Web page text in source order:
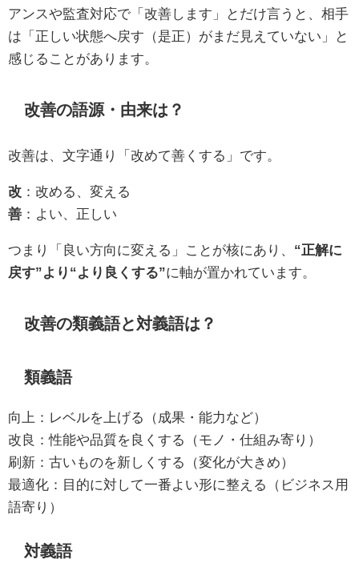
アンスや監査対応で「改善します」とだけ言うと、相手
は「正しい状態へ戻す（是正）がまだ見えていない」と
感じることがあります。
改善の語源・由来は？
改善は、文字通り「改めて善くする」です。
改 ：改める、変える
善 ：よい、正しい
つまり「良い方向に変える」ことが核にあり、 “正解に
戻す”より“より良くする”に軸が置かれています。
改善の類義語と対義語は？
類義語
向上：レベルを上げる（成果・能力など）
改良：性能や品質を良くする（モノ・仕組み寄り）
刷新：古いものを新しくする（変化が大きめ）
最適化：目的に対して一番よい形に整える（ビジネス用
語寄り）
対義語